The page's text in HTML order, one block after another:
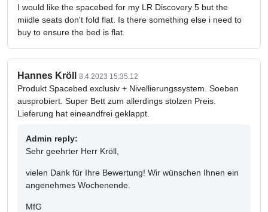
I would like the spacebed for my LR Discovery 5 but the
miidle seats don't fold flat. Is there something else i need to
buy to ensure the bed is flat.
Hannes Kröll 8.4.2023 15:35.12
Produkt Spacebed exclusiv + Nivellierungssystem. Soeben
ausprobiert. Super Bett zum allerdings stolzen Preis.
Lieferung hat eineandfrei geklappt.
Admin reply:
Sehr geehrter Herr Kröll,
vielen Dank für Ihre Bewertung! Wir wünschen Ihnen ein
angenehmes Wochenende.
MfG